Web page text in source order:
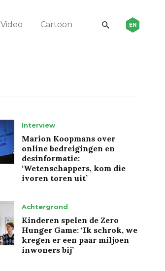
Video Cartoon EN
Interview
Marion Koopmans over
online bedreigingen en
desinformatie:
‘Wetenschappers, kom die
ivoren toren uit’
Achtergrond
Kinderen spelen de Zero
Hunger Game: ‘Ik schrok, we
kregen er een paar miljoen
inwoners bij’